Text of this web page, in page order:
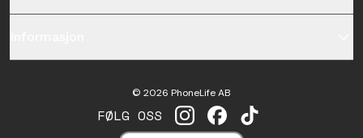
FØLG OSS INSTAGRAM
FACEBOOKTIKTOK
© 2026 PhoneLife AB